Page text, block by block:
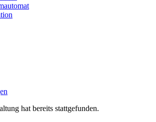
hat bereits stattgefunden.